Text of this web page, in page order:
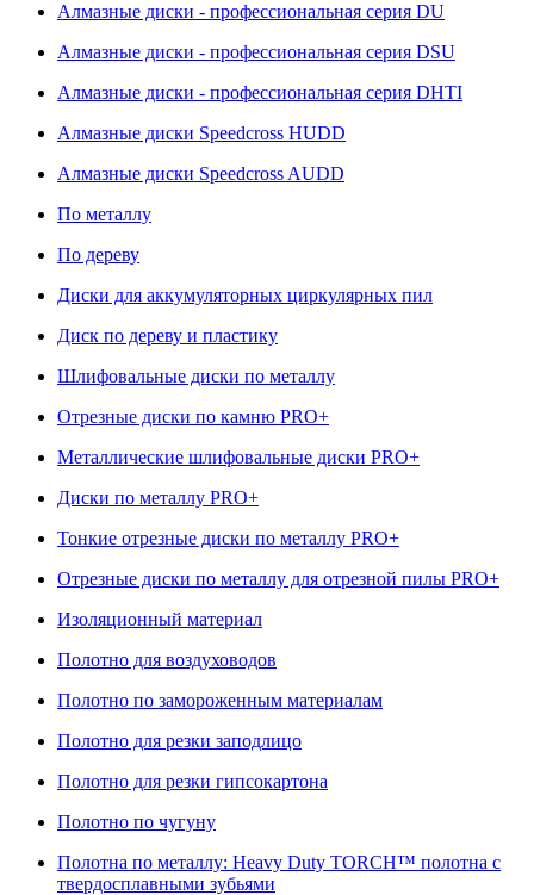
Алмазные диски - профессиональная серия DU
Алмазные диски - профессиональная серия DSU
Алмазные диски - профессиональная серия DHTI
Алмазные диски Speedcross HUDD
Алмазные диски Speedcross AUDD
По металлу
По дереву
Диски для аккумуляторных циркулярных пил
Диск по дереву и пластику
Шлифовальные диски по металлу
Отрезные диски по камню PRO+
Металлические шлифовальные диски PRO+
Диски по металлу PRO+
Тонкие отрезные диски по металлу PRO+
Отрезные диски по металлу для отрезной пилы PRO+
Изоляционный материал
Полотно для воздуховодов
Полотно по замороженным материалам
Полотно для резки заподлицо
Полотно для резки гипсокартона
Полотно по чугуну
Полотна по металлу: Heavy Duty TORCH™ полотна с
твердосплавными зубьями